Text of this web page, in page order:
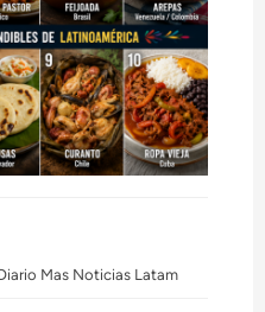
Mas Noticias Latam